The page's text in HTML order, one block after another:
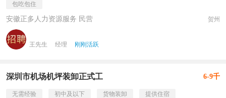
包吃包住
安徽正多人力资源服务 民营 贺州
王先生 经理 刚刚活跃
深圳市机场机坪装卸正式工 6-9千
无需经验 初中及以下 货物装卸
提供住宿